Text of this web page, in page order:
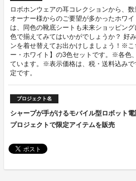
ロボホンウェアの耳コレクションから、
オーナー様からのご要望が多かったホワ
は、同色の靴底シートも未来ショッピン
色で揃えてみてはいかがでしょうか？ 好
ンを着せ替えてお出かけしましょう！※
ー・ホワイト】の3色セットです。※各色
ています。※表示価格は、税・送料込み
定です。
プロジェクト名
シャープが手がけるモバイル型ロボット
プロジェクトで限定アイテムを販売